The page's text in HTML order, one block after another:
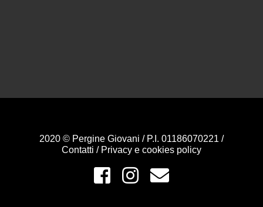
2020 © Pergine Giovani / P.I. 01186070221 /
Contatti / Privacy e cookies policy